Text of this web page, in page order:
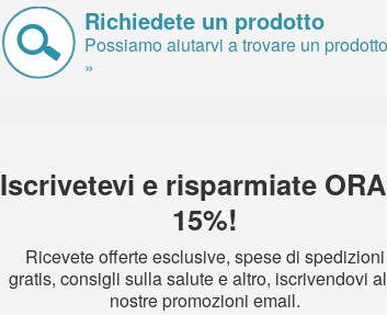
Richiedete un prodotto
Possiamo aiutarvi a trovare un prodotto
»
Iscrivetevi e risparmiate
15%!
Ricevete offerte esclusive, spese di spedizioni
gratis, consigli sulla salute e altro, iscrivendovi
nostre promozioni email.